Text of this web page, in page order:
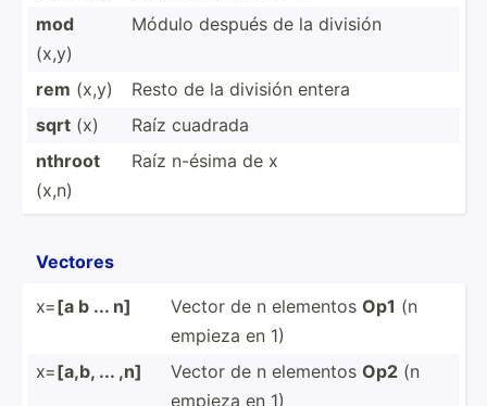
mod
(x,y)
Módulo después de la división
rem (x,y)
Resto de la división entera
sqrt (x)
Raíz cuadrada
nthroot
(x,n)
Raíz n-ésima de x
Vectores
x=[a b ... n] Vector de n elementos Op1 (n
empieza en 1)
x=[a,b, ... ,n] Vector de n elementos Op2 (n
empieza en 1)